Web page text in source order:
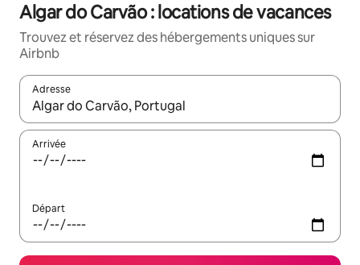
Algar do Carvão : locations de vacances
Trouvez et réservez des hébergements uniques sur
Airbnb
Adresse
Lorsque les résultats s'affichent, utilisez les flèches vers le
Arrivée
Départ